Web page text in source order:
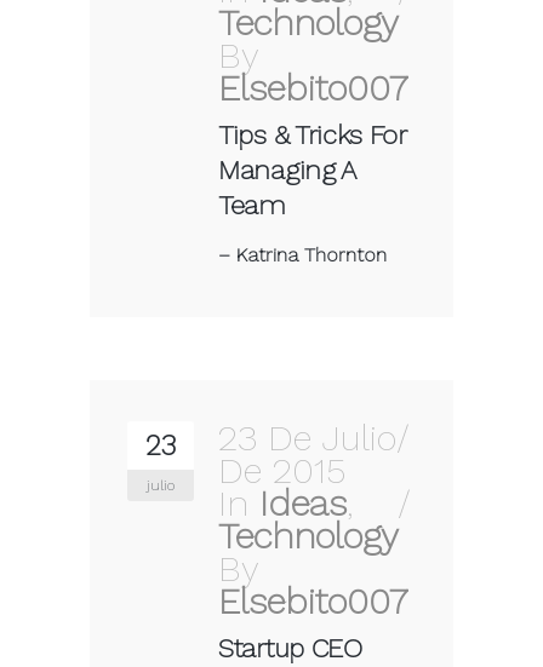
Technology
By
Elsebito007
Tips & Tricks For
Managing A
Team
– Katrina Thornton
23
julio
23 De Julio
De 2015
In Ideas,
Technology
By
Elsebito007
Startup CEO